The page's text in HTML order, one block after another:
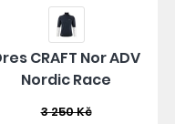
CRAFT Nor ADV
Nordic Race
3 250 Kč